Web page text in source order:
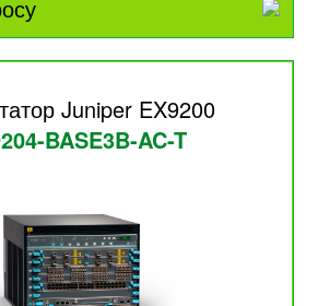
Juniper EX9200
BASE3B-AC-T